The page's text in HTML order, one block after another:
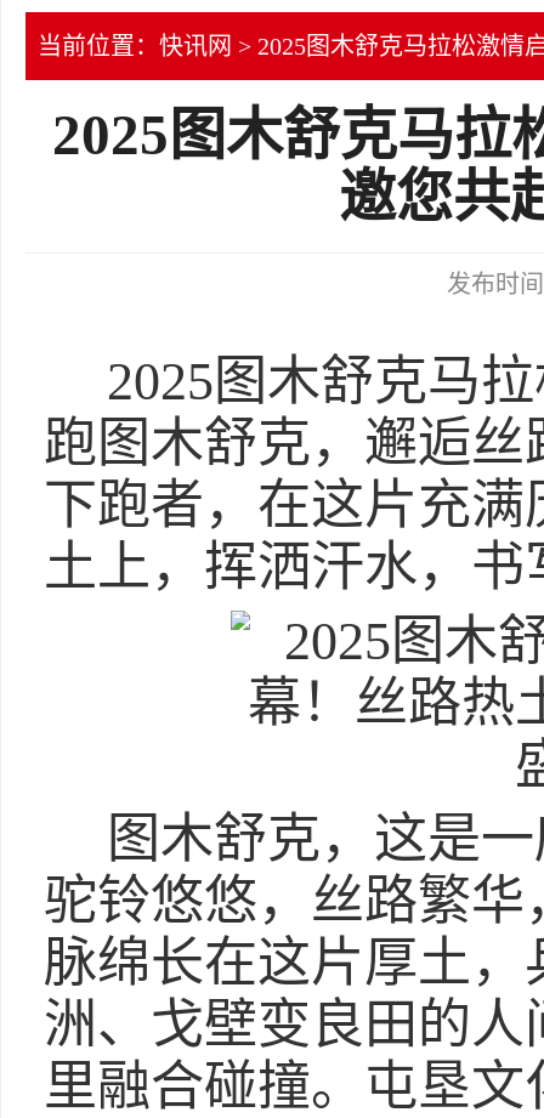
当前位置： 快讯网 > 2025图木舒克马拉松激情
2025图木舒克马拉
邀您共
发布时
2025图木舒克马
跑图木舒克，邂逅
下跑者，在这片充
土上，挥洒汗水，
图木舒克，这是
驼铃悠悠，丝路繁华
脉绵长在这片厚土
洲、戈壁变良田的
里融合碰撞。屯垦